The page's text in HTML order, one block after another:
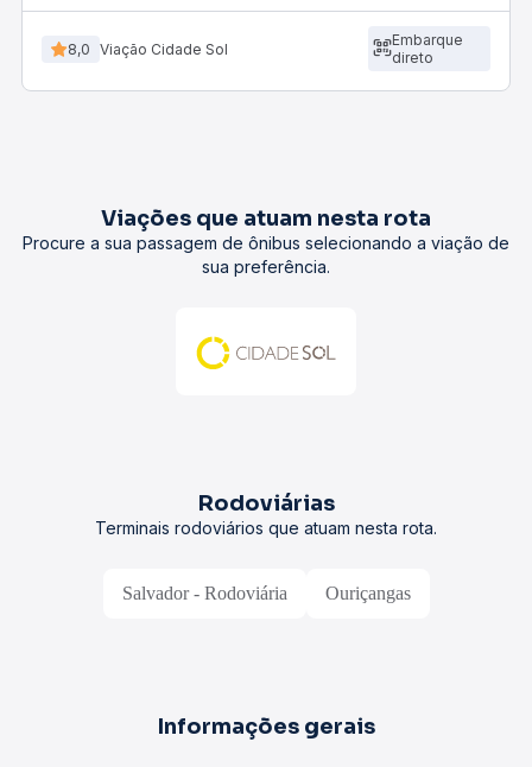
8,0 Viação Cidade Sol
Embarque
direto
Viações que atuam nesta rota
Procure a sua passagem de ônibus selecionando a viação de
sua preferência.
Rodoviárias
Terminais rodoviários que atuam nesta rota.
Salvador - Rodoviária Ouriçangas
Informações gerais